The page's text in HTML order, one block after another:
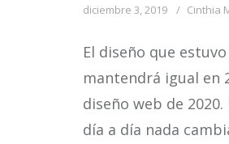
diciembre 3, 2019 Cinthia
El diseño que
mantendrá igual en
diseño web de
día a día nada